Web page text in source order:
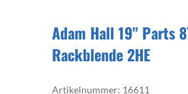
Adam Hall 19" Parts
Rackblende 2HE
Artikelnummer: 16611